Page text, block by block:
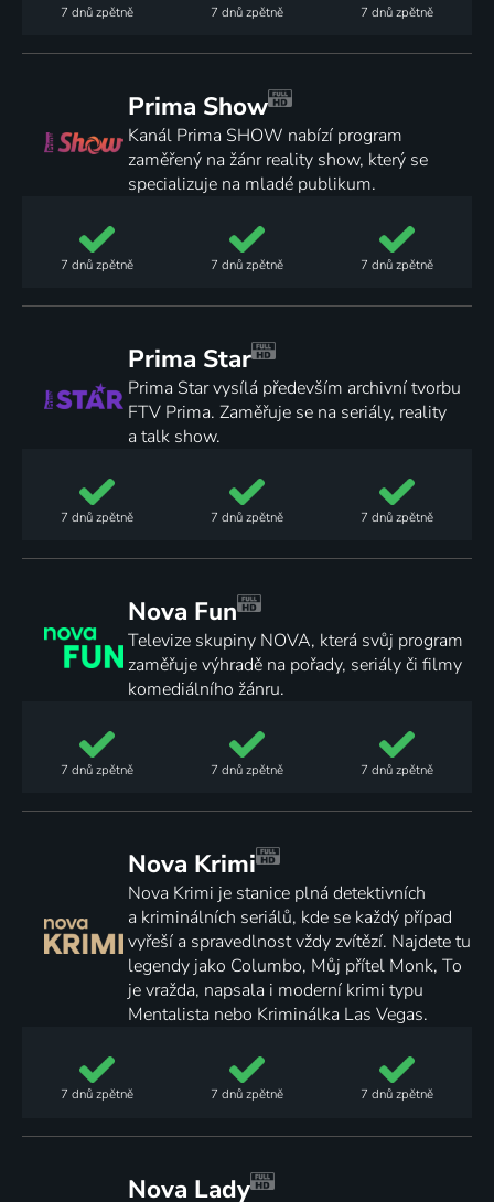
7 dnůzpětně 7 dnůzpětně 7 dnůzpětně
Prima Show
Kanál Prima SHOW nabízí program
zaměřený na žánr reality show, který se
specializuje na mladé publikum.
7 dnůzpětně 7 dnůzpětně 7 dnůzpětně
Prima Star
Prima Star vysílá především archivní tvorbu
FTV Prima. Zaměřuje se na seriály, reality
a talk show.
7 dnůzpětně 7 dnůzpětně 7 dnůzpětně
Nova Fun
Televize skupiny NOVA, která svůj program
zaměřuje výhradě na pořady, seriály či filmy
komediálního žánru.
7 dnůzpětně 7 dnůzpětně 7 dnůzpětně
Nova Krimi
Nova Krimi je stanice plná detektivních
a kriminálních seriálů, kde se každý případ
vyřeší a spravedlnost vždy zvítězí. Najdete tu
legendy jako Columbo, Můj přítel Monk, To
je vražda, napsala i moderní krimi typu
Mentalista nebo Kriminálka Las Vegas.
7 dnůzpětně 7 dnůzpětně 7 dnůzpětně
Nova Lady